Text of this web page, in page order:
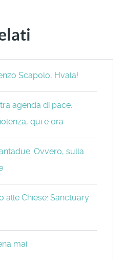
Scapolo, Hvala!
agenda di pace:
qui e ora
Ovvero, sulla
alle Chiese: Sanctuary
mai